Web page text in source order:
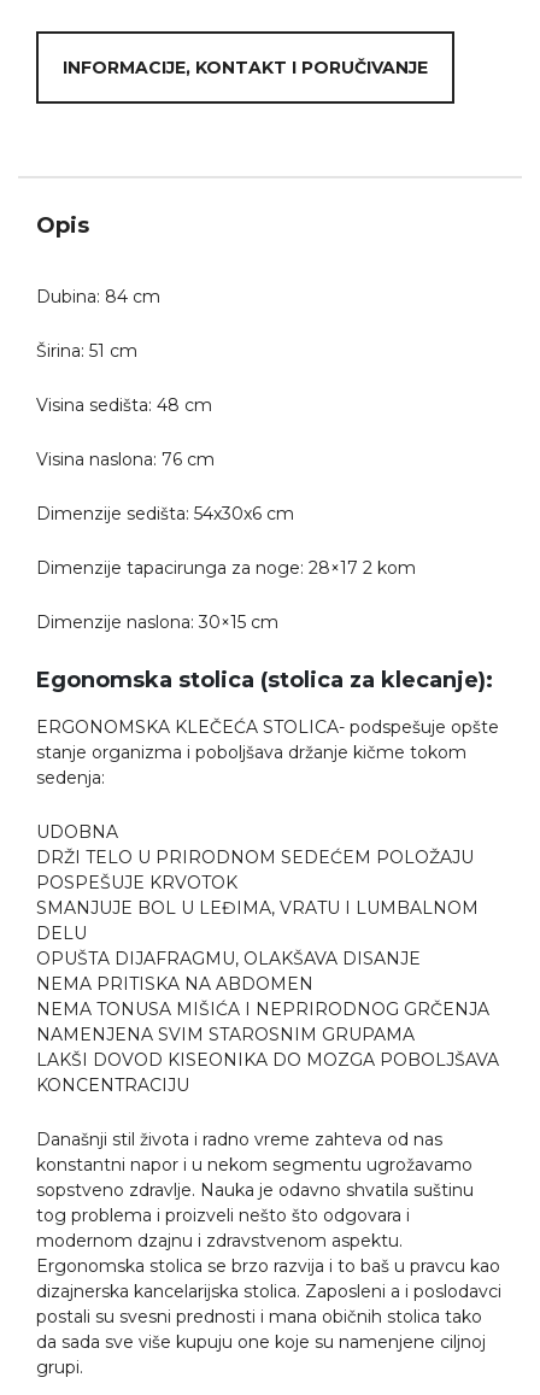
INFORMACIJE, KONTAKT I PORUČIVANJE
Opis
Dubina: 84 cm
Širina: 51 cm
Visina sedišta: 48 cm
Visina naslona: 76 cm
Dimenzije sedišta: 54x30x6 cm
Dimenzije tapacirunga za noge: 28×17 2 kom
Dimenzije naslona: 30×15 cm
Egonomska stolica (stolica za klecanje):
ERGONOMSKA KLEČEĆA STOLICA- podspešuje opšte
stanje organizma i poboljšava držanje kičme tokom
sedenja:
UDOBNA
DRŽI TELO U PRIRODNOM SEDEĆEM POLOŽAJU
POSPEŠUJE KRVOTOK
SMANJUJE BOL U LEĐIMA, VRATU I LUMBALNOM
DELU
OPUŠTA DIJAFRAGMU, OLAKŠAVA DISANJE
NEMA PRITISKA NA ABDOMEN
NEMA TONUSA MIŠIĆA I NEPRIRODNOG GRČENJA
NAMENJENA SVIM STAROSNIM GRUPAMA
LAKŠI DOVOD KISEONIKA DO MOZGA POBOLJŠAVA
KONCENTRACIJU
Današnji stil života i radno vreme zahteva od nas
konstantni napor i u nekom segmentu ugrožavamo
sopstveno zdravlje. Nauka je odavno shvatila suštinu
tog problema i proizveli nešto što odgovara i
modernom dzajnu i zdravstvenom aspektu.
Ergonomska stolica se brzo razvija i to baš u pravcu kao
dizajnerska kancelarijska stolica. Zaposleni a i poslodavci
postali su svesni prednosti i mana običnih stolica tako
da sada sve više kupuju one koje su namenjene ciljnoj
grupi.